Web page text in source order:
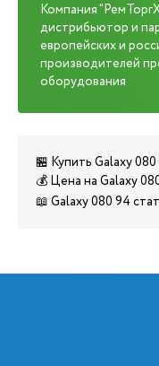
Компания
дистрибьютор и
европейских и
производителей
оборудования
🏪 Купить Galaxy
💰 Цена на Galaxy
📖 Galaxy 080 94